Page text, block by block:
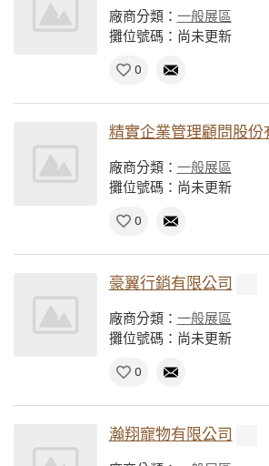
廠商分類： 一般展區
攤位號碼：尚未更新
0
精實企業管理顧問股份
廠商分類： 一般展區
攤位號碼：尚未更新
0
豪翼行銷有限公司
廠商分類： 一般展區
攤位號碼：尚未更新
0
瀚翔寵物有限公司